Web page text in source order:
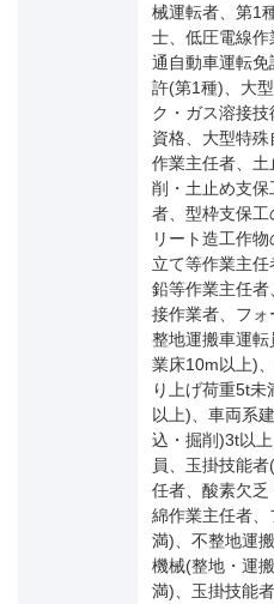
械運転者、第1
士、低圧電線
通自動車運転
許(第1種)、大
ク・ガス溶接
資格、大型特
作業主任者、
削・土止め支
者、型枠支保工
リート造工作
立て等作業主
鉛等作業主任
接作業者、フ
整地運搬車運
業床10m以上)
り上げ荷重5t
以上)、車両系
込・掘削)3t以
員、玉掛技能
任者、酸素欠
綿作業主任者
満)、不整地運
機械(整地・運
満)、玉掛技能